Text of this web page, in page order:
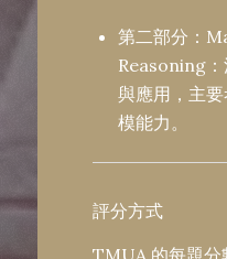
第二部分：
Reasoning
與應用，主
模能力。
評分方式
TMUA 的每題分